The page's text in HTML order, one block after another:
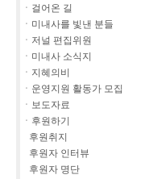
ㆍ걸어온 길
ㆍ미내사를 빛낸 분들
ㆍ저널 편집위원
ㆍ미내사 소식지
ㆍ지혜의비
ㆍ운영지원 활동가 모집
ㆍ보도자료
ㆍ후원하기
후원취지
후원자 인터뷰
후원자 명단